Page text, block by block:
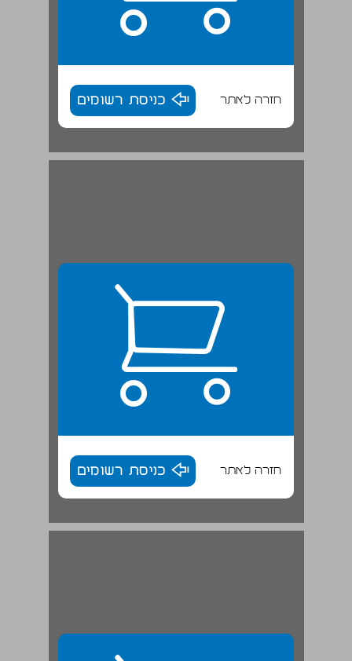
חזרה לאתר כניסת רשומים
ד. דיון – תפיסת המנהג ... 29
חזרה לאתר כניסת רשומים